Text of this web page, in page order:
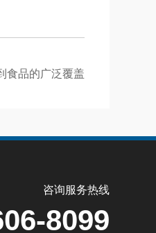
食品的广泛覆盖
咨询服务热线
8099